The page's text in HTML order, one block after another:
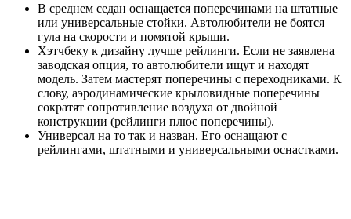
В среднем седан оснащается поперечинами на штатные
или универсальные стойки. Автолюбители не боятся
гула на скорости и помятой крыши.
Хэтчбеку к дизайну лучше рейлинги. Если не заявлена
заводская опция, то автолюбители ищут и находят
модель. Затем мастерят поперечины с переходниками. К
слову, аэродинамические крыловидные поперечины
сократят сопротивление воздуха от двойной
конструкции (рейлинги плюс поперечины).
Универсал на то так и назван. Его оснащают с
рейлингами, штатными и универсальными оснастками.